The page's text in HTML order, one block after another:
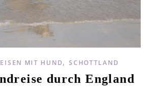
MIT HUND,SCHOTTLAND
durch England